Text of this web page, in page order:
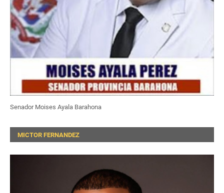
Senador Moises Ayala Barahona
MICTOR FERNANDEZ